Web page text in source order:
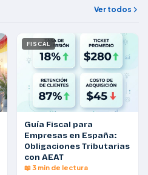
Ver todos
FISCAL
Guía Fiscal para
Empresas en España:
Obligaciones Tributarias
con AEAT
📖 3 min de lectura